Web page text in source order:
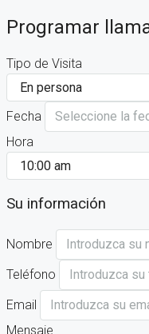
Programar
Tipo de Visita
Fecha
Hora
Su información
Nombre
Teléfono
Email
Mensaje